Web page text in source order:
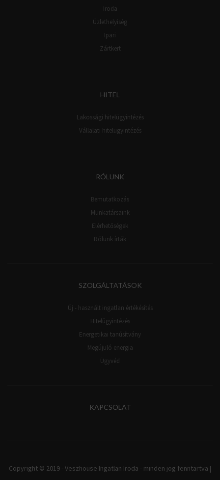
Iroda
Üzlethelyiség
Ipari
Zártkert
HITEL
Lakossági hitelügyintézés
Vállalati hitelügyintézés
RÓLUNK
Bemutatkozás
Munkatársaink
Elérhetőségek
Rólunk írták
SZOLGÁLTATÁSOK
Új - használt ingatlan értékésítés
Hitelügyintézés
Energetikai tanúsítvány
Megújuló energia
Ügyvéd
KAPCSOLAT
Copyright © 2019 - Veszhouse Ingatlan Iroda - minden jog fenntartva |